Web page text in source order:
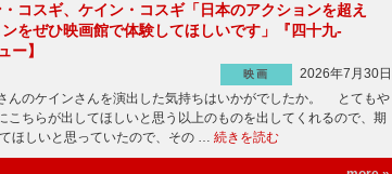
コスギ、ケイン・コスギ「日本のアクションを超え
をぜひ映画館で体験してほしいです」『四十九-
ー】
映画
2026年7月30日
んのケインさんを演出した気持ちはいかがでしたか。 とてもや
こちらが出してほしいと思う以上のものを出してくれるので、期
ほしいと思っていたので、その … 続きを読む